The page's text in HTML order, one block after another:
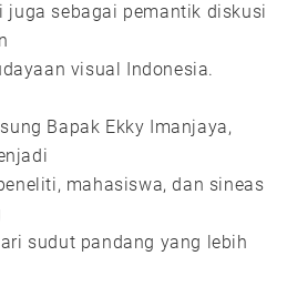
juga sebagai pemantik diskusi
visual Indonesia.
Bapak Ekky Imanjaya,
mahasiswa, dan sineas
sudut pandang yang lebih